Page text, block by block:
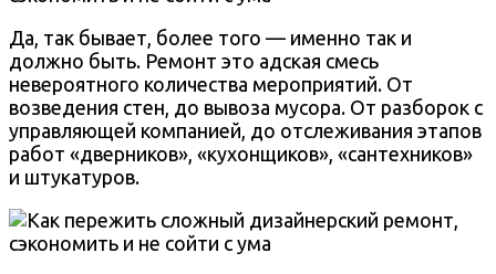
Да, так бывает, более того — именно так и
должно быть. Ремонт это адская смесь
невероятного количества мероприятий. От
возведения стен, до вывоза мусора. От разборок с
управляющей компанией, до отслеживания этапов
работ «дверников», «кухонщиков», «сантехников»
и штукатуров.